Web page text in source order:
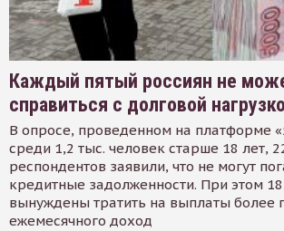
Каждый пятый россиян не
справиться с долговой
В опросе, проведенном на платформе
среди 1,2 тыс. человек старше 18 лет,
респондентов заявили, что не могут
кредитные задолженности. При этом
вынуждены тратить на выплаты более
ежемесячного доход